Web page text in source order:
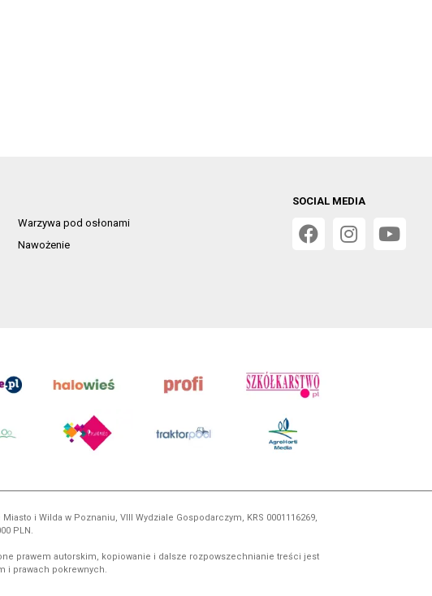
Warzywa pod osłonami
Nawożenie
SOCIAL MEDIA
i Wilda w Poznaniu, VIII Wydziale Gospodarczym, KRS 0001116269,
PLN.
prawem autorskim, kopiowanie i dalsze rozpowszechnianie treści jest
i prawach pokrewnych.